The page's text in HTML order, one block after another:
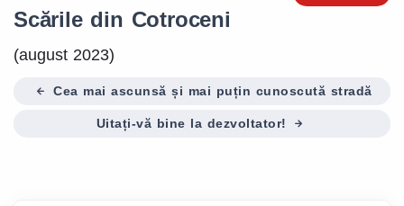
Scările din Cotroceni
(august 2023)
Cea mai ascunsă și mai puțin cunoscută stradă
Uitați-vă bine la dezvoltator!